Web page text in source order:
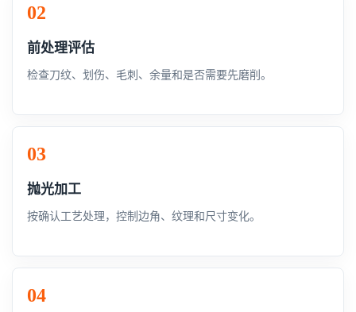
前处理评估
检查刀纹、划伤、毛刺、余量和是否需要先磨削。
抛光加工
按确认工艺处理，控制边角、纹理和尺寸变化。